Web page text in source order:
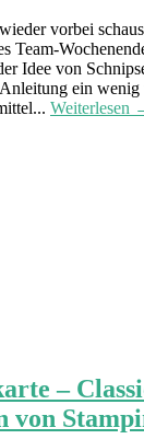
vorbei
Team-
Idee von
ein wenig
Weiterlesen
–
von